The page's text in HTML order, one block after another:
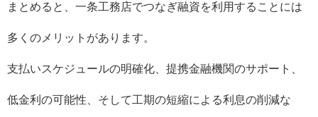
まとめると、一条工務店でつなぎ融資を利用することには
多くのメリットがあります。
支払いスケジュールの明確化、提携金融機関のサポート、
低金利の可能性、そして工期の短縮による利息の削減な